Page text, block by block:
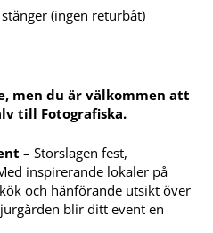
(ingen returbåt)
men du är välkommen att
till Fotografiska.
– Storslagen fest,
inspirerande lokaler på
och hänförande utsikt över
blir ditt event en